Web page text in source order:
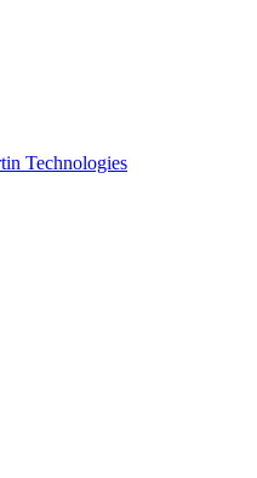
Technologies